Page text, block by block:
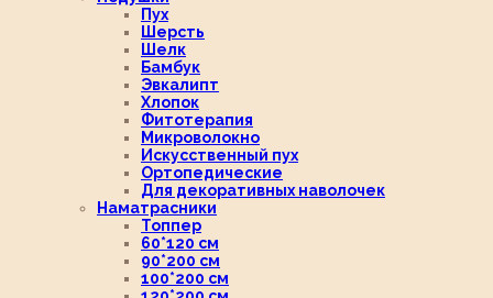
Пух
Шерсть
Шелк
Бамбук
Эвкалипт
Хлопок
Фитотерапия
Микроволокно
Искусственный пух
Ортопедические
Для декоративных наволочек
Наматрасники
Топпер
60*120 см
90*200 см
100*200 см